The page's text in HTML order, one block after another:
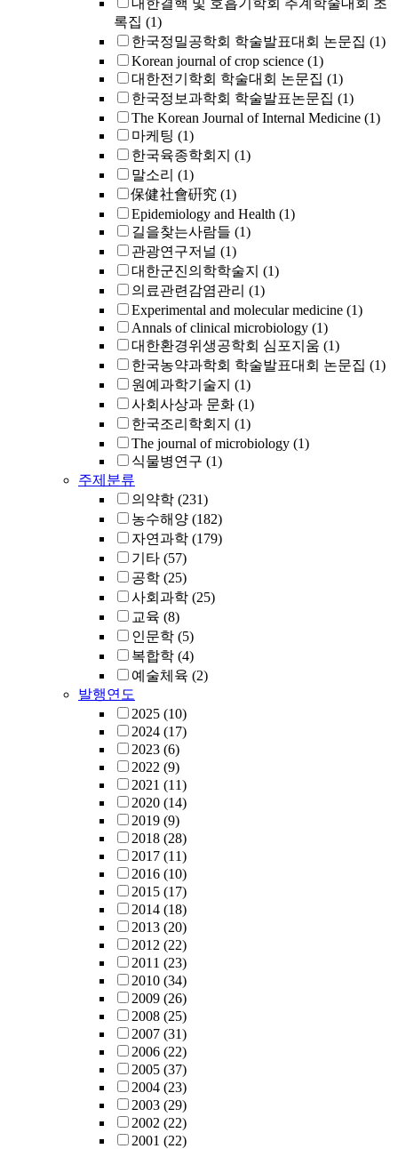
대한결핵 및 호흡기학회 추계학술대회 초
록집 (1)
한국정밀공학회 학술발표대회 논문집 (1)
Korean journal of crop science (1)
대한전기학회 학술대회 논문집 (1)
한국정보과학회 학술발표논문집 (1)
The Korean Journal of Internal Medicine (1)
마케팅 (1)
한국육종학회지 (1)
말소리 (1)
保健社會硏究 (1)
Epidemiology and Health (1)
길을찾는사람들 (1)
관광연구저널 (1)
대한군진의학학술지 (1)
의료관련감염관리 (1)
Experimental and molecular medicine (1)
Annals of clinical microbiology (1)
대한환경위생공학회 심포지움 (1)
한국농약과학회 학술발표대회 논문집 (1)
원예과학기술지 (1)
사회사상과 문화 (1)
한국조리학회지 (1)
The journal of microbiology (1)
식물병연구 (1)
주제분류
의약학 (231)
농수해양 (182)
자연과학 (179)
기타 (57)
공학 (25)
사회과학 (25)
교육 (8)
인문학 (5)
복합학 (4)
예술체육 (2)
발행연도
2025 (10)
2024 (17)
2023 (6)
2022 (9)
2021 (11)
2020 (14)
2019 (9)
2018 (28)
2017 (11)
2016 (10)
2015 (17)
2014 (18)
2013 (20)
2012 (22)
2011 (23)
2010 (34)
2009 (26)
2008 (25)
2007 (31)
2006 (22)
2005 (37)
2004 (23)
2003 (29)
2002 (22)
2001 (22)